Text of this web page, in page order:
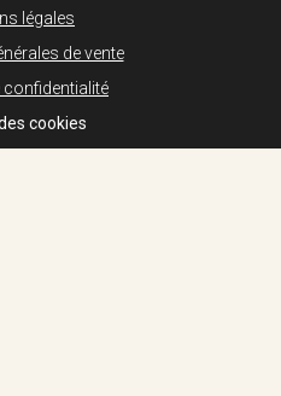
légales
de vente
confidentialité
cookies